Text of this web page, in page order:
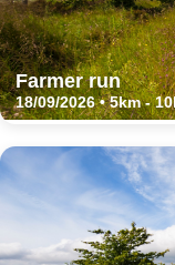
Farmer run
18/09/2026 • 5km -